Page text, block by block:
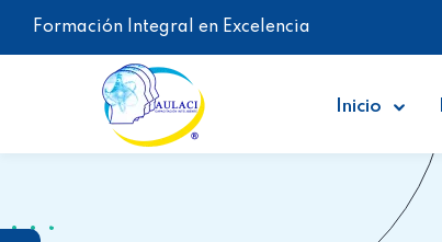
Formación Integral en Excelencia
Inicio